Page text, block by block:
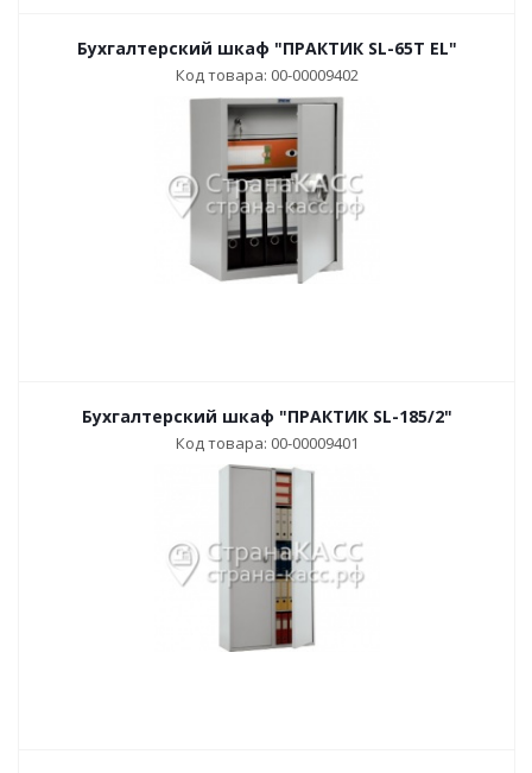
Бухгалтерский шкаф "ПРАКТИК SL-65Т EL"
Код товара: 00-00009402
Бухгалтерский шкаф "ПРАКТИК SL-185/2"
Код товара: 00-00009401